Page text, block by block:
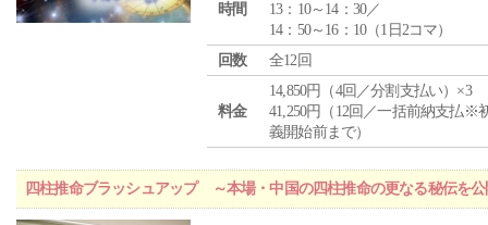
時間
13：10～14：30／
14：50～16：10（1日2コマ）
回数
全12回
料金
14,850円（4回／分割支払い）×3
41,250円（12回／一括前納支払※
義開始前まで）
四柱推命ブラッシュアップ ～本場・中国の四柱推命の更なる秘伝を